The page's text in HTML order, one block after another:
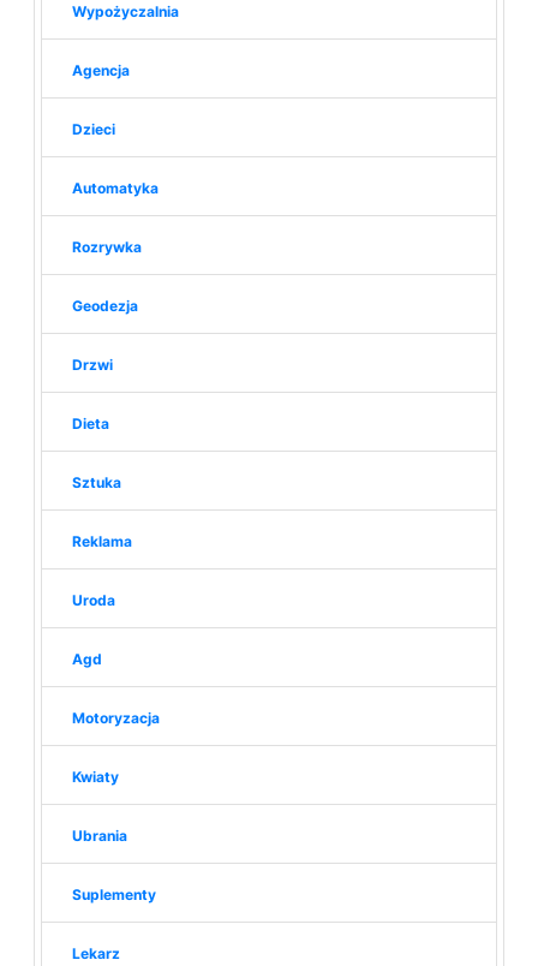
Wypożyczalnia
Agencja
Dzieci
Automatyka
Rozrywka
Geodezja
Drzwi
Dieta
Sztuka
Reklama
Uroda
Agd
Motoryzacja
Kwiaty
Ubrania
Suplementy
Lekarz